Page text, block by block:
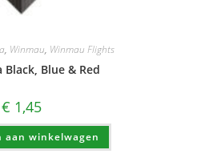
, Winmau, Winmau Flights
Black, Blue & Red
€ 1,45
aan winkelwagen